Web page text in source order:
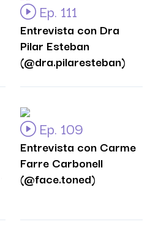
Ep. 111
Entrevista con Dra
Pilar Esteban
(@dra.pilaresteban)
Ep. 109
Entrevista con Carme
Farre Carbonell
(@face.toned)